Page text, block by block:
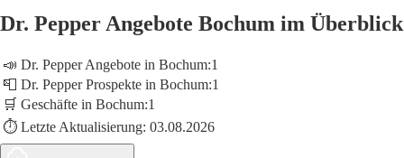
Dr. Pepper Angebote Bochum im Überblick
📣 Dr. Pepper Angebote in Bochum:1
📮 Dr. Pepper Prospekte in Bochum:1
🛒 Geschäfte in Bochum:1
⏱️ Letzte Aktualisierung: 03.08.2026